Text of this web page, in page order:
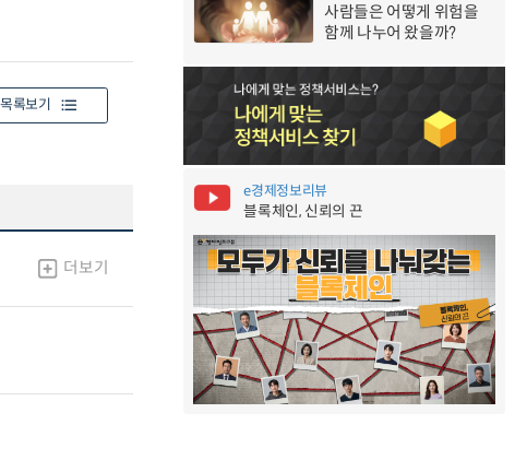
목록보기
더보기
사람들은 어떻게 위험을
함께 나누어 왔을까?
e경제정보리뷰
블록체인, 신뢰의 끈